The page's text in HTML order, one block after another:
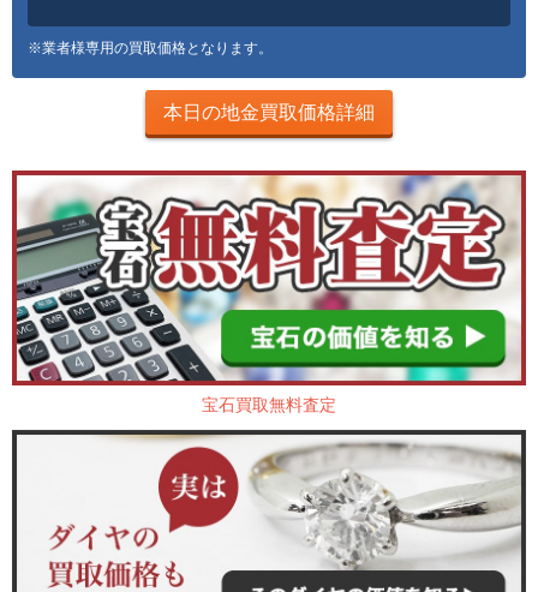
※業者様専用の買取価格となります。
本日の地金買取価格詳細
宝石買取無料査定